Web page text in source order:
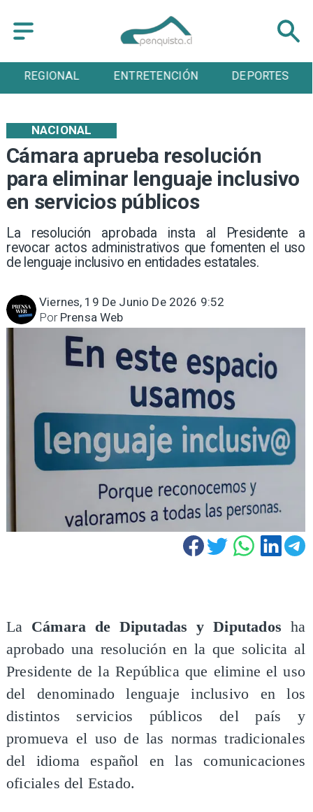
ENTRETENCIÓN DEPORTES CULTURA
Cámara aprueba resolución
para eliminar lenguaje inclusivo
en servicios públicos
La resolución aprobada insta al Presidente a
revocar actos administrativos que fomenten el uso
de lenguaje inclusivo en entidades estatales.
NACIONAL
Viernes, 19 De Junio De 2026 9:52
Prensa Web
Por
La Cámara de Diputadas y Diputados ha
aprobado una resolución en la que solicita al
Presidente de la República que elimine el uso
del denominado lenguaje inclusivo en los
distintos servicios públicos del país y
promueva el uso de las normas tradicionales
del idioma español en las comunicaciones
oficiales del Estado.